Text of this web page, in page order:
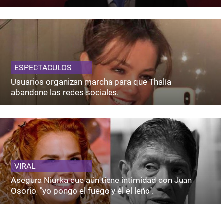
ESPECTACULOS
Usuarios organizan marcha para que Thalía
abandone las redes sociales.
VIRAL
Asegura Niurka que aún tiene intimidad con Juan
Osorio; "yo pongo el fuego y él el leño".